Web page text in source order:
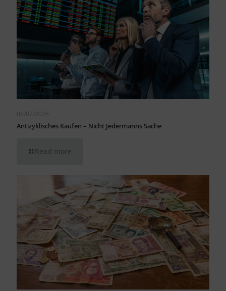
06/07/2026
Antizyklisches Kaufen – Nicht Jedermanns Sache
Read more